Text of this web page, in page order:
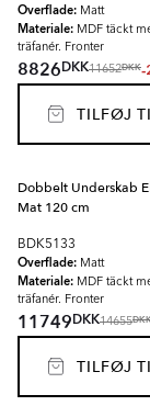
Overflade: Matt
Materiale: MDF täckt
träfanér. Fronter
8826DKK11652DKK-
TILFØJ
Dobbelt Underskab
Mat 120 cm
BDK5133
Overflade: Matt
Materiale: MDF täckt
träfanér. Fronter
11749DKK14655
TILFØJ